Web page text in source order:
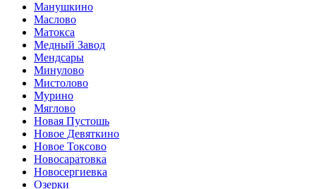
Манушкино
Маслово
Матокса
Медный Завод
Мендсары
Минулово
Мистолово
Мурино
Мяглово
Новая Пустошь
Новое Девяткино
Новое Токсово
Новосаратовка
Новосергиевка
Озерки